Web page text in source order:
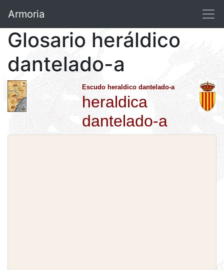
Armoria
Glosario heráldico
dantelado-a
Escudo heraldico dantelado-a
heraldica
dantelado-a